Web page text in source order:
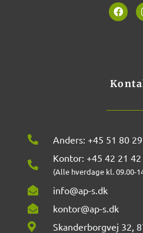
F
a
Anders: +45 51 80
Kontor: +45 42 21
(Alle hverdage kl. 09.00-
info@ap-s.dk
kontor@ap-s.dk
Skanderborgvej 32,